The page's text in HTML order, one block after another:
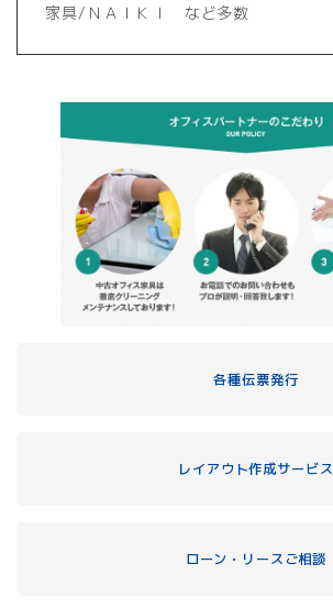
家具/ＮＡＩＫＩ など多数
各種伝票発行
レイアウト作成サービス
ローン・リースご相談